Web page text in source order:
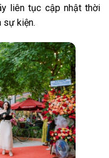
liên tục cập nhật thời
sự kiện.